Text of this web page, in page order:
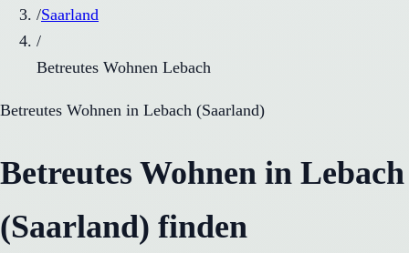
/Saarland
/
Betreutes Wohnen Lebach
Betreutes Wohnen in Lebach (Saarland)
Betreutes Wohnen in Lebach
(Saarland) finden